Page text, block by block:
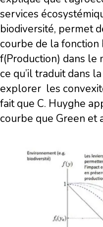
services
biodiversité, permet
courbe de la fonction
f(Production) dans le
ce qu’il traduit dans
explorer les
fait que C. Huyghe
courbe que Green et